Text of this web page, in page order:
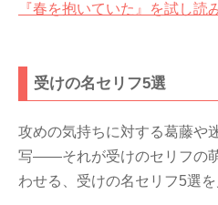
『春を抱いていた』を試し読
受けの名セリフ5選
攻めの気持ちに対する葛藤や
写――それが受けのセリフの
わせる、受けの名セリフ5選を